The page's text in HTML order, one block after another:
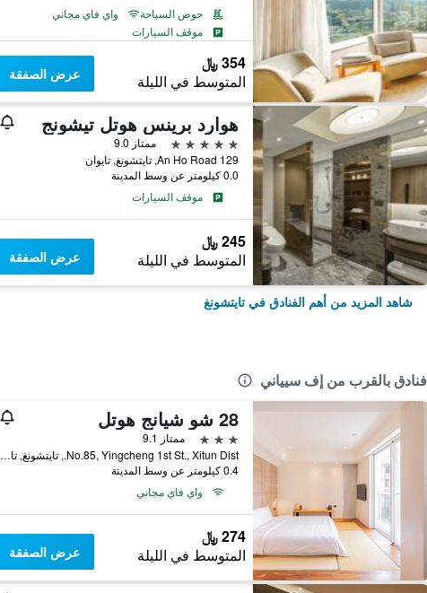
حوض السباحة
واي فاي مجاني
موقف السيارات
354 ﷼
المتوسط في الليلة عرض الصفقة
هوارد برينس هوتل تيشونج
5 نجوم
ممتاز 9.0
129 An Ho Road, تايتشونغ, تايوان
0.0 كيلومتر عن وسط المدينة
موقف السيارات
245 ﷼
المتوسط في الليلة عرض الصفقة
شاهد المزيد من أهم الفنادق في تايتشونغ
فنادق بالقرب من إف سيياني
28 شو شيانج هوتل
3 نجوم
ممتاز 9.1
No.85, Yingcheng 1st St., Xitun Dist., تايتشونغ, تايوان
0.4 كيلومتر عن وسط المدينة
واي فاي مجاني
274 ﷼
المتوسط في الليلة عرض الصفقة